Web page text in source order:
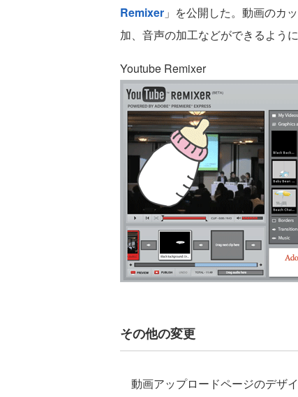
Remixer 」を公開した。動画のカ
加、音声の加工などができるように
Youtube Remixer
その他の変更
動画アップロードページのデザ